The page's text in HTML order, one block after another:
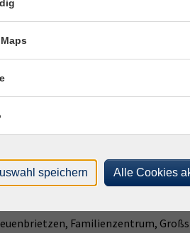
Familienzentrum,
Familienzentrum,
Familienzentrum,
Familienzentrum,
Familienzentrum,
Familienzentrum,
speichern Alle Cookies